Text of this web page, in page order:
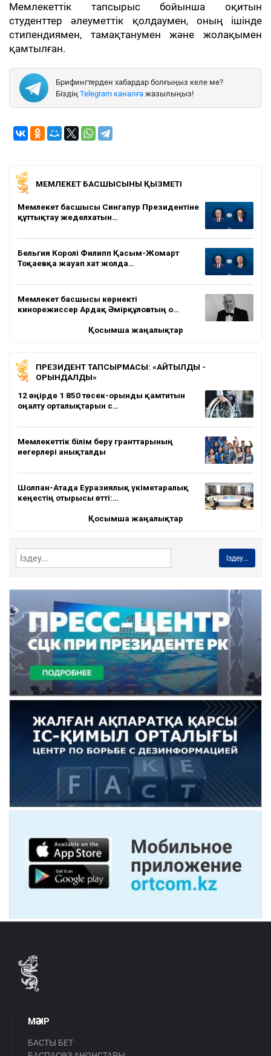
Мемлекеттік тапсырыс бойынша оқитын
студенттер әлеуметтік қолдаумен, оның ішінде
стипендиямен, тамақтанумен және жолақымен
қамтылған.
Брифингтерден хабардар болғыңыз келе ме?
Біздің Telegram каналға жазылыңыз!
МЕМЛЕКЕТ БАСШЫСЫНЫҢ ҚЫЗМЕТІ
Мемлекет басшысы Сингапур Президентіне
құттықтау жеделхатын…
Бельгия Королі Филипп Қасым-Жомарт
Тоқаевқа жауап хат жолда…
Мемлекет басшысы көрнекті
кинорежиссер Ардақ Әмірқұловтың о…
Қосымша жаңалықтар
ПРЕЗИДЕНТ ТАПСЫРМАСЫ: «АЙТЫЛДЫ -
ОРЫНДАЛДЫ»
12 өңірде 1 850 төсек-орынды қамтитын
оңалту орталықтарын с…
Мемлекеттік білім беру гранттарының
иегерлері анықталды
Шолпан-Атада Еуразиялық үкіметаралық
кеңестің отырысы өтті:…
Қосымша жаңалықтар
Іздеу...
МӘЗІР
БАСТЫ БЕТ